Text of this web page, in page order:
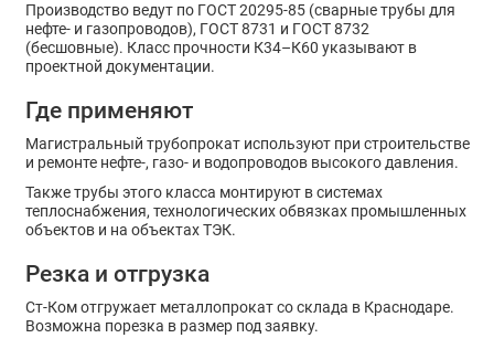
Производство ведут по ГОСТ 20295-85 (сварные трубы для
нефте- и газопроводов), ГОСТ 8731 и ГОСТ 8732
(бесшовные). Класс прочности К34–К60 указывают в
проектной документации.
Где применяют
Магистральный трубопрокат используют при строительстве
и ремонте нефте-, газо- и водопроводов высокого давления.
Также трубы этого класса монтируют в системах
теплоснабжения, технологических обвязках промышленных
объектов и на объектах ТЭК.
Резка и отгрузка
Ст-Ком отгружает металлопрокат со склада в Краснодаре.
Возможна порезка в размер под заявку.